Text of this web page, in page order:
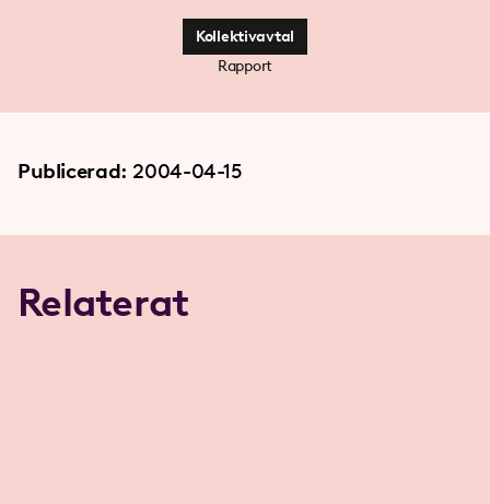
Kollektivavtal
Rapport
Publicerad: 2004-04-15
Relaterat